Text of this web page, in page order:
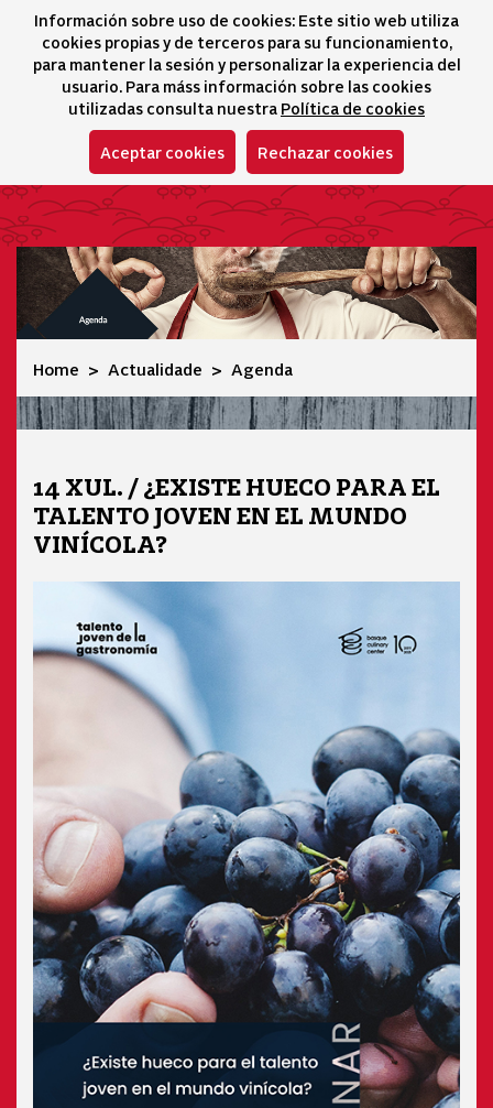
Información sobre uso de cookies: Este sitio web utiliza
cookies propias y de terceros para su funcionamiento,
para mantener la sesión y personalizar la experiencia del
usuario. Para máss información sobre las cookies
utilizadas consulta nuestra Política de cookies
Aceptar cookies Rechazar cookies
Sélecteur de
icono
Agenda
Home Actualidade Agenda
14 XUL. / ¿EXISTE HUECO PARA EL
TALENTO JOVEN EN EL MUNDO
VINÍCOLA?